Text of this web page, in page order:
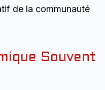
de la communauté
Souvent